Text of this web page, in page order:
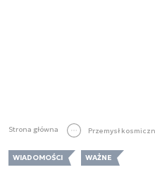
Strona główna Przemysł
WIADOMOŚCI WAŻNE